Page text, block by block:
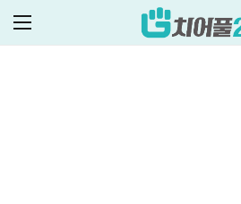
2024-05-23